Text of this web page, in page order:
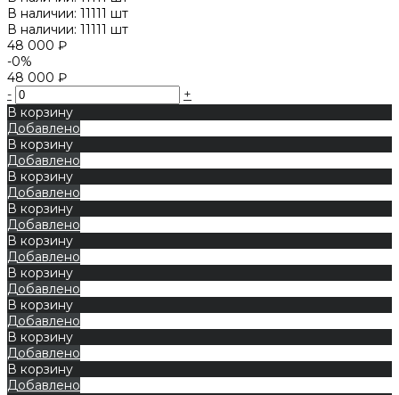
В наличии: 11111 шт
В наличии: 11111 шт
48 000 ₽
-0%
48 000 ₽
-
+
В корзину
Добавлено
В корзину
Добавлено
В корзину
Добавлено
В корзину
Добавлено
В корзину
Добавлено
В корзину
Добавлено
В корзину
Добавлено
В корзину
Добавлено
В корзину
Добавлено